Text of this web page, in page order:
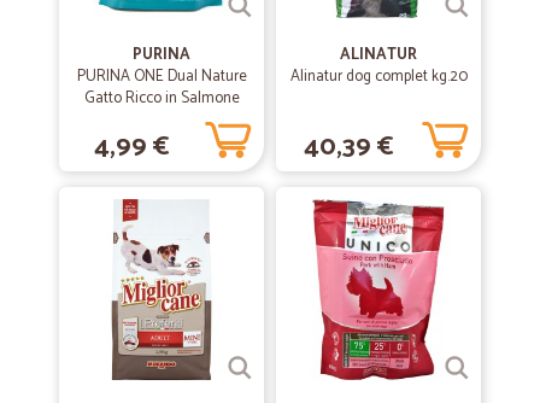
PURINA
PURINA ONE Dual Nature
Gatto Ricco in Salmone
4,99 €
ALINATUR
Alinatur dog complet kg.20
40,39 €